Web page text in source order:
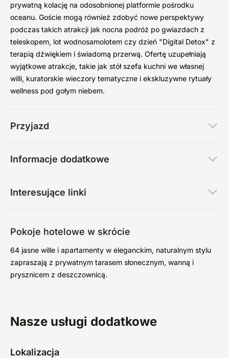
prywatną kolację na odosobnionej platformie pośrodku
oceanu. Goście mogą również zdobyć nowe perspektywy
podczas takich atrakcji jak nocna podróż po gwiazdach z
teleskopem, lot wodnosamolotem czy dzień "Digital Detox" z
terapią dźwiękiem i świadomą przerwą. Ofertę uzupełniają
wyjątkowe atrakcje, takie jak stół szefa kuchni we własnej
willi, kuratorskie wieczory tematyczne i ekskluzywne rytuały
wellness pod gołym niebem.
Przyjazd
Informacje dodatkowe
Interesujące linki
Pokoje hotelowe w skrócie
64 jasne wille i apartamenty w eleganckim, naturalnym stylu
zapraszają z prywatnym tarasem słonecznym, wanną i
prysznicem z deszczownicą.
Nasze usługi dodatkowe
Lokalizacja